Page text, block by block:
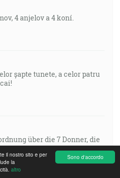
Sono d'accordo
il nostro sito e per
la
altro
4 anjelov a 4 koní.
șapte tunete, a celor patru
über die 7 Donner, die